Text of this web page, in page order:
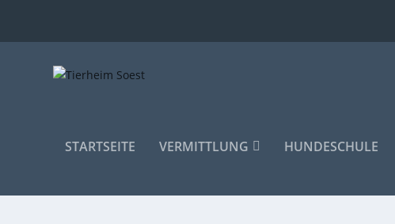
STARTSEITE VERMITTLUNG HUNDESCHULE